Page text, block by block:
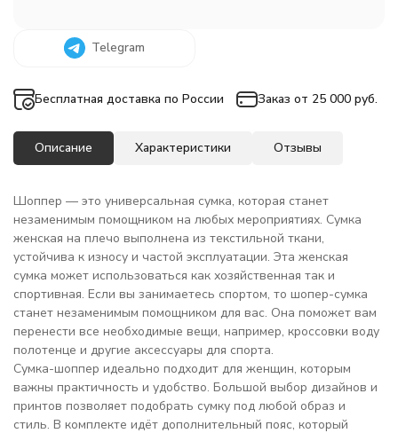
Telegram
Бесплатная доставка по России Заказ от 25 000 руб.
Описание Характеристики Отзывы
Шоппер — это универсальная сумка, которая станет
незаменимым помощником на любых мероприятиях. Сумка
женская на плечо выполнена из текстильной ткани,
устойчива к износу и частой эксплуатации. Эта женская
сумка может использоваться как хозяйственная так и
спортивная. Если вы занимаетесь спортом, то шопер-сумка
станет незаменимым помощником для вас. Она поможет вам
перенести все необходимые вещи, например, кроссовки воду
полотенце и другие аксессуары для спорта.
Сумка-шоппер идеально подходит для женщин, которым
важны практичность и удобство. Большой выбор дизайнов и
принтов позволяет подобрать сумку под любой образ и
стиль. В комплекте идёт дополнительный пояс, который